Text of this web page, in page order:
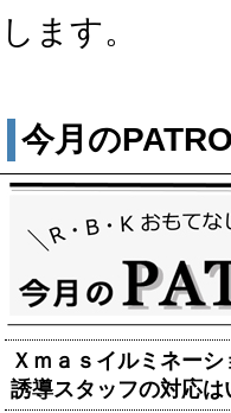
します。
今月の
Ｘｍａｓイルミネー
誘導スタッフの対応は